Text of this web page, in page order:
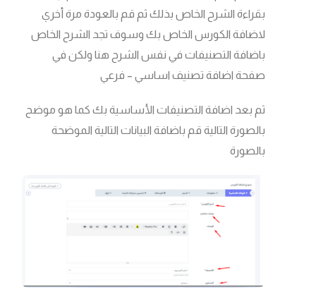
بقراءة الشرح الخاص بذلك ثم قم بالعودة مرة أخري
لاضافة الكورس الخاص بك وسوف تجد الشرح الخاص
باضافة التصنيفات في نفس الشرح هنا ولكن في
صفحة اضافة تصنيف اساسي – فرعي
ثم بعد اضافة التصنيفات الأساسية بك كما هو موضح
بالصورة التالية قم باضافة البيانات التالية الموضحة
بالصورة